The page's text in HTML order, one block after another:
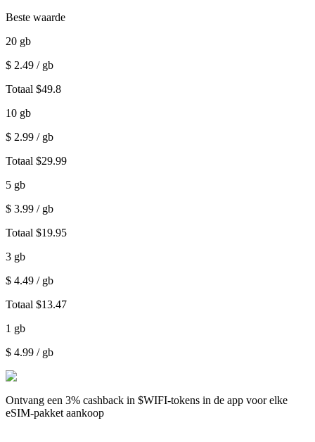
Beste waarde
20 gb
$ 2.49 / gb
Totaal $49.8
10 gb
$ 2.99 / gb
Totaal $29.99
5 gb
$ 3.99 / gb
Totaal $19.95
3 gb
$ 4.49 / gb
Totaal $13.47
1 gb
$ 4.99 / gb
Ontvang een 3% cashback in $WIFI-tokens in de app voor elke
eSIM-pakket aankoop